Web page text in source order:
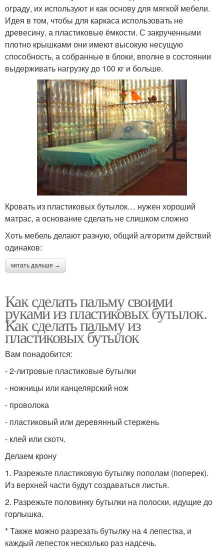
ограду, их используют и как основу для мягкой мебели.
Идея в том, чтобы для каркаса использовать не
древесину, а пластиковые ёмкости. С закрученными
плотно крышками они имеют высокую несущую
способность, а собранные в блоки, вполне в состоянии
выдерживать нагрузку до 100 кг и больше.
Кровать из пластиковых бутылок… нужен хороший
матрас, а основание сделать не слишком сложно
Хоть мебель делают разную, общий алгоритм действий
одинаков:
читать дальше →
Как сделать пальму своими
руками из пластиковых бутылок.
Как сделать пальму из
пластиковых бутылок
Вам понадобится:
- 2-литровые пластиковые бутылки
- ножницы или канцелярский нож
- проволока
- пластиковый или деревянный стержень
- клей или скотч.
Делаем крону
1. Разрежьте пластиковую бутылку пополам (поперек).
Из верхней части будут создаваться листья.
2. Разрежьте половинку бутылки на полоски, идущие до
горлышка.
* Также можно разрезать бутылку на 4 лепестка, и
каждый лепесток несколько раз надсечь.